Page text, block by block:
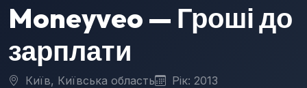
Moneyveo — Гроші до
зарплати
Київ, Київська область
Рік: 2013